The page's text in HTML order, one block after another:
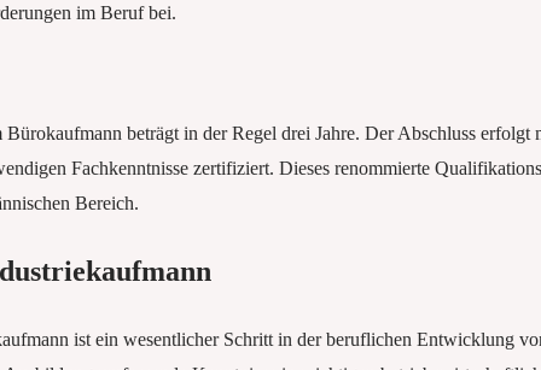
im Beruf bei.
beträgt in der Regel drei Jahre. Der Abschluss
Fachkenntnisse zertifiziert. Dieses renommierte
Bereich.
ist ein wesentlicher Schritt in der beruflichen Entwicklung